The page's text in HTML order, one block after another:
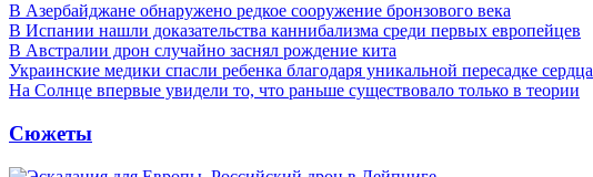
В Азербайджане обнаружено редкое сооружение бронзового века
В Испании нашли доказательства каннибализма среди первых европейцев
В Австралии дрон случайно заснял рождение кита
Украинские медики спасли ребенка благодаря уникальной пересадке сердца
На Солнце впервые увидели то, что раньше существовало только в теории
Сюжеты